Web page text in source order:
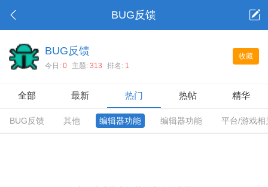
BUG反馈
收藏
BUG反馈
今日: 0 主题: 313 排名: 1
全部 最新 热门 热帖 精华
BUG反馈 其他 编辑器功能 编辑器功能 平台/游戏相